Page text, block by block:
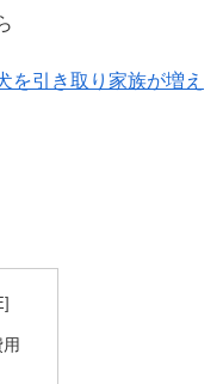
を引き取り家族が増え